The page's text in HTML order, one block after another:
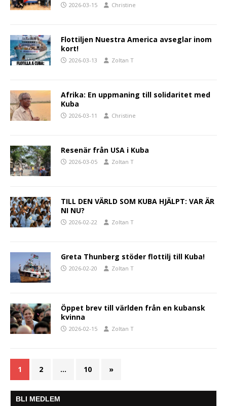
2026-03-15 Christine
Flottiljen Nuestra America avseglar inom
kort!
2026-03-13 Zoltan T
Afrika: En uppmaning till solidaritet med
Kuba
2026-03-11 Christine
Resenär från USA i Kuba
2026-03-05 Zoltan T
TILL DEN VÄRLD SOM KUBA HJÄLPT: VAR ÄR
NI NU?
2026-02-22 Zoltan T
Greta Thunberg stöder flottilj till Kuba!
2026-02-20 Zoltan T
Öppet brev till världen från en kubansk
kvinna
2026-02-15 Zoltan T
1 2 … 10 »
BLI MEDLEM